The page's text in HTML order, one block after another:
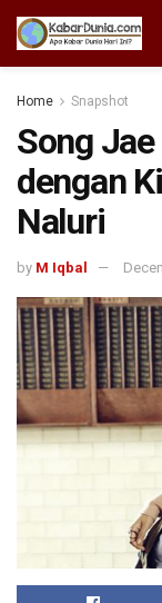
Home Snapshot
Song
dengan
Naluri
by M Iqbal